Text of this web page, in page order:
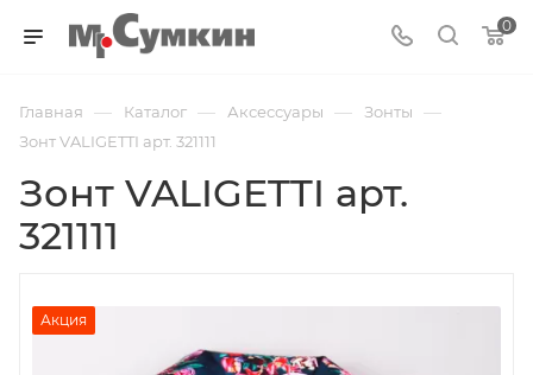
0
Главная — Каталог — Аксессуары — Зонты —
Зонт VALIGETTI арт. 321111
Зонт VALIGETTI арт.
321111
Акция